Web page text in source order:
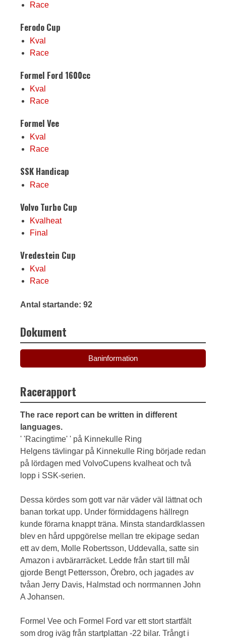
Race
Ferodo Cup
Kval
Race
Formel Ford 1600cc
Kval
Race
Formel Vee
Kval
Race
SSK Handicap
Race
Volvo Turbo Cup
Kvalheat
Final
Vredestein Cup
Kval
Race
Antal startande: 92
Dokument
Baninformation
Racerapport
The race report can be written in different
languages.
' 'Racingtime' ' på Kinnekulle Ring
Helgens tävlingar på Kinnekulle Ring började redan
på lördagen med VolvoCupens kvalheat och två
lopp i SSK-serien.
Dessa kördes som gott var när väder väl lättnat och
banan torkat upp. Under förmiddagens hällregn
kunde förarna knappt träna. Minsta standardklassen
blev en hård uppgörelse mellan tre ekipage sedan
ett av dem, Molle Robertsson, Uddevalla, satte sin
Amazon i avbärarräcket. Ledde från start till mål
gjorde Bengt Pettersson, Örebro, och jagades av
tvåan Jerry Davis, Halmstad och norrmannen John
A Johansen.
Formel Vee och Formel Ford var ett stort startfält
som drog iväg från startplattan -22 bilar. Trångt i